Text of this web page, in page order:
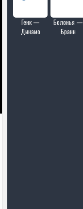
Генк —
Динамо
Болонья —
Бранн